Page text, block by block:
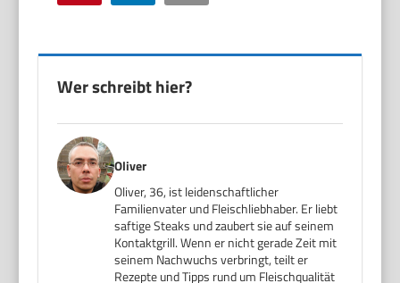
Wer schreibt hier?
Oliver
Oliver, 36, ist leidenschaftlicher
Familienvater und Fleischliebhaber. Er liebt
saftige Steaks und zaubert sie auf seinem
Kontaktgrill. Wenn er nicht gerade Zeit mit
seinem Nachwuchs verbringt, teilt er
Rezepte und Tipps rund um Fleischqualität